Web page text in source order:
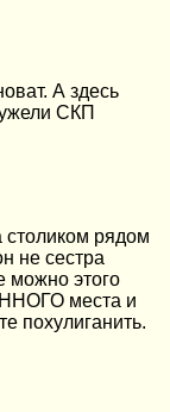
А здесь
СКП
рядом
не сестра
можно этого
места и
похулиганить.